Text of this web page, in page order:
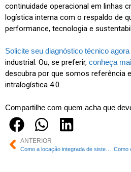
continuidade operacional em linhas
logística interna com o respaldo de
performance, tecnologia e
Solicite seu diagnóstico técnico agora
industrial. Ou, se preferir, conheça
descubra por que somos referência
intralogística 4.0.
Compartilhe com quem acha que
ANTERIOR